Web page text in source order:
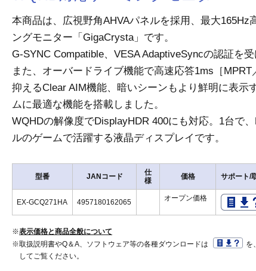
本商品は、広視野角AHVAパネルを採用、最大165Hz
ングモニター「GigaCrysta」です。
G-SYNC Compatible、VESA AdaptiveSyncの認証を受
また、オーバードライブ機能で高速応答1ms［
抑えるClear AIM機能、暗いシーンもより鮮明に表示
ムに最適な機能を搭載しました。
WQHDの解像度でDisplayHDR 400にも対応。1台で
ルのゲームで活躍する液晶ディスプレイです。
型番 JANコード
仕
様
価格 サポート/
EX-GCQ271HA 4957180162065 オープン価格
※表示価格と商品全般について
※取扱説明書やQ＆A、ソフトウェア等の各種ダウンロードは
を
してご覧ください。